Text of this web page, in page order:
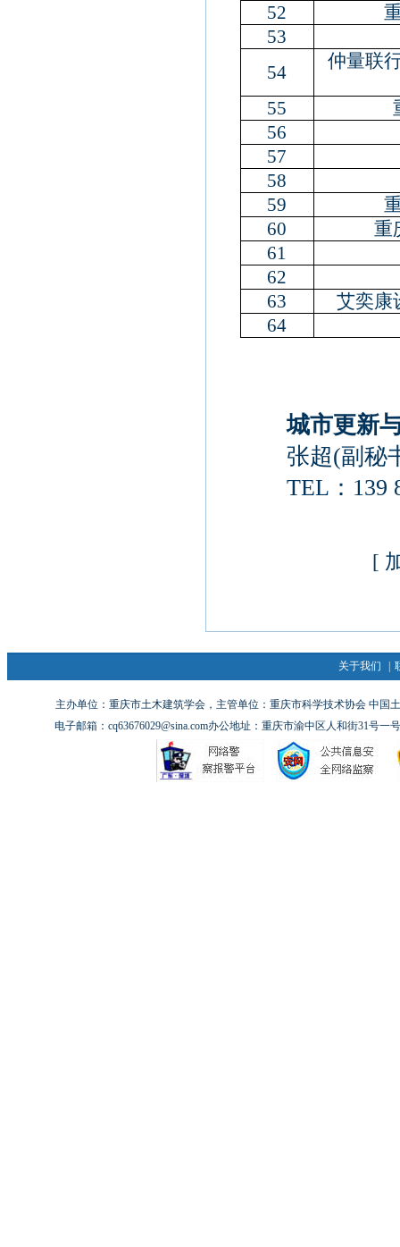
52
53
54
仲量联
55
56
57
58
59
60
重
61
62
63
艾奕康
64
城市更新与
张超(副秘
TEL：139
[
关于我们
主办单位：重庆市土木建筑学会，主管单位：重庆市科学技术协会 中国
电子邮箱：cq63676029@sina.com办公地址：重庆市渝中区人和街31号一